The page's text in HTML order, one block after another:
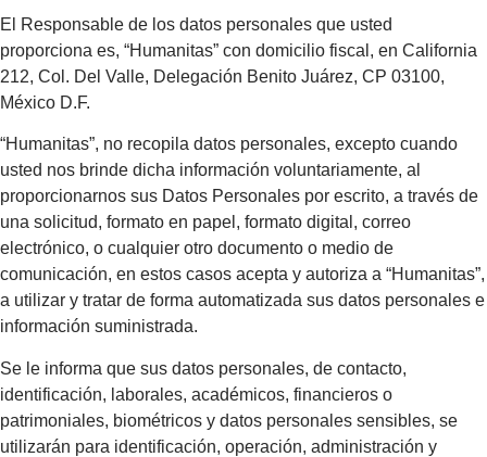
El Responsable de los datos personales que usted
proporciona es, “Humanitas” con domicilio fiscal, en California
212, Col. Del Valle, Delegación Benito Juárez, CP 03100,
México D.F.
“Humanitas”, no recopila datos personales, excepto cuando
usted nos brinde dicha información voluntariamente, al
proporcionarnos sus Datos Personales por escrito, a través de
una solicitud, formato en papel, formato digital, correo
electrónico, o cualquier otro documento o medio de
comunicación, en estos casos acepta y autoriza a “Humanitas”,
a utilizar y tratar de forma automatizada sus datos personales e
información suministrada.
Se le informa que sus datos personales, de contacto,
identificación, laborales, académicos, financieros o
patrimoniales, biométricos y datos personales sensibles, se
utilizarán para identificación, operación, administración y